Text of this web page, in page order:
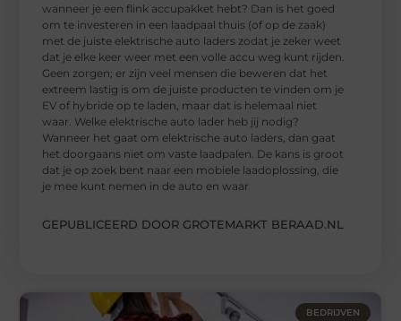
wanneer je een flink accupakket hebt? Dan is het goed
om te investeren in een laadpaal thuis (of op de zaak)
met de juiste elektrische auto laders zodat je zeker weet
dat je elke keer weer met een volle accu weg kunt rijden.
Geen zorgen; er zijn veel mensen die beweren dat het
extreem lastig is om de juiste producten te vinden om je
EV of hybride op te laden, maar dat is helemaal niet
waar. Welke elektrische auto lader heb jij nodig?
Wanneer het gaat om elektrische auto laders, dan gaat
het doorgaans niet om vaste laadpalen. De kans is groot
dat je op zoek bent naar een mobiele laadoplossing, die
je mee kunt nemen in de auto en waar
GEPUBLICEERD DOOR GROTEMARKT BERAAD.NL
BEDRIJVEN